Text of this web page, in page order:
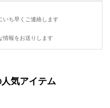
いち早くご連絡します
情報をお送りします
気アイテム